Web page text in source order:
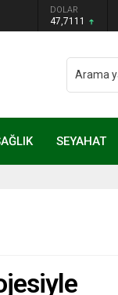
DOLAR
47,7111
SEYAHAT